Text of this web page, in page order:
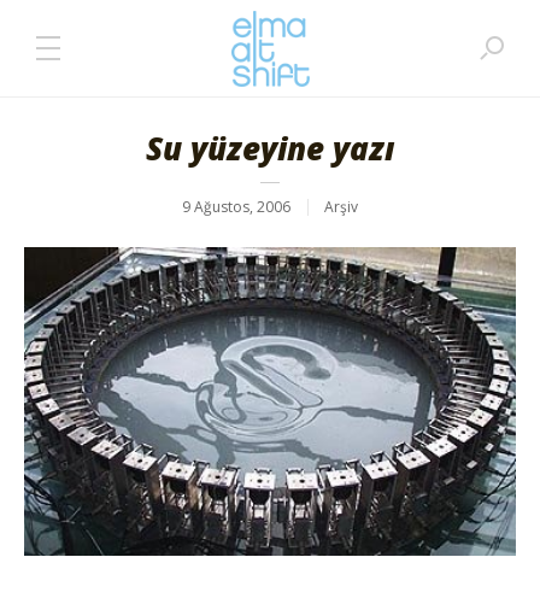
Su yüzeyine yazı
9 Ağustos, 2006 Arşiv